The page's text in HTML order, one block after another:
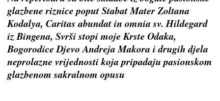
glazbene riznice poput Stabat Mater Zoltana
Kodalya, Caritas abundat in omnia sv. Hildegard
iz Bingena, Svrši stopi moje Krste Odaka,
Bogorodice Djevo Andreja Makora i drugih djela
neprolazne vrijednosti koja pripadaju pasionskom
glazbenom sakralnom opusu